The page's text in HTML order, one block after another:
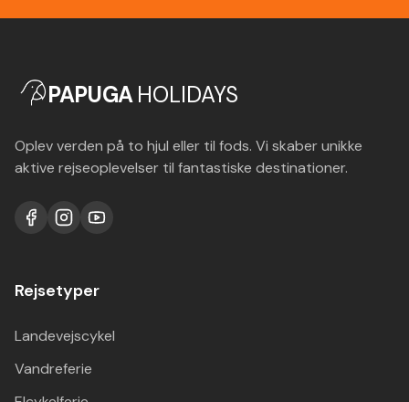
PAPUGA HOLIDAYS
Oplev verden på to hjul eller til fods. Vi skaber unikke
aktive rejseoplevelser til fantastiske destinationer.
Rejsetyper
Landevejscykel
Vandreferie